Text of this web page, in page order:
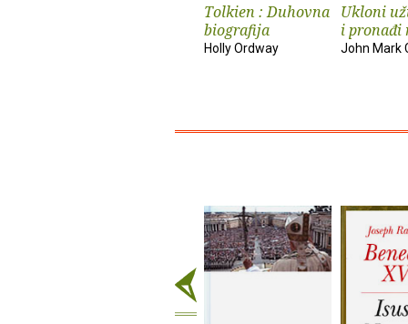
Tolkien : Duhovna
biografija
Holly Ordway
Ukloni
i pronađi
John Mark